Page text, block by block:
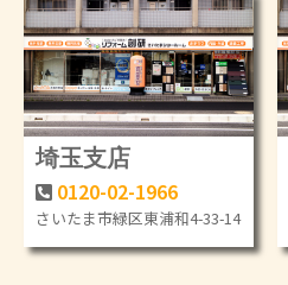
埼玉支店
0120-02-1966
さいたま市緑区東浦和4-33-14